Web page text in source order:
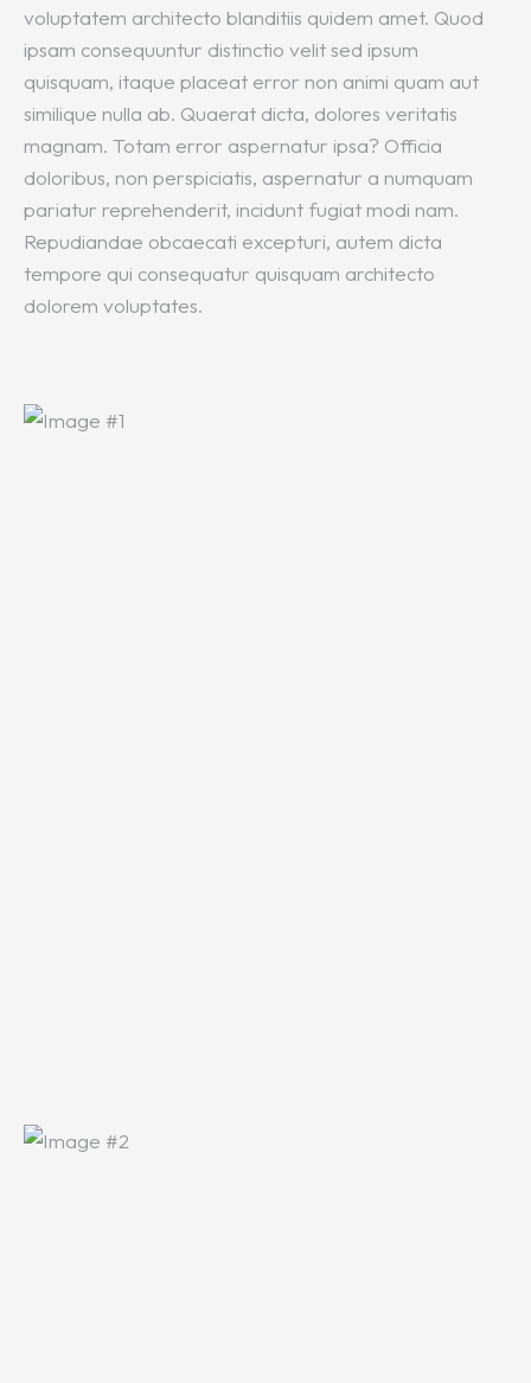
voluptatem architecto blanditiis quidem amet. Quod
ipsam consequuntur distinctio velit sed ipsum
quisquam, itaque placeat error non animi quam aut
similique nulla ab. Quaerat dicta, dolores veritatis
magnam. Totam error aspernatur ipsa? Officia
doloribus, non perspiciatis, aspernatur a numquam
pariatur reprehenderit, incidunt fugiat modi nam.
Repudiandae obcaecati excepturi, autem dicta
tempore qui consequatur quisquam architecto
dolorem voluptates.